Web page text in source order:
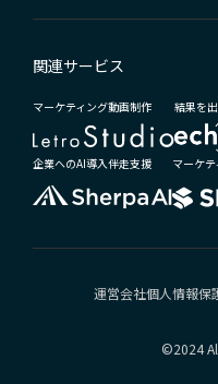
関連サービス
マーケティング動画制作 結果を
企業へのAI導入伴走支援 マーケ
運営会社個人情報保
©2024